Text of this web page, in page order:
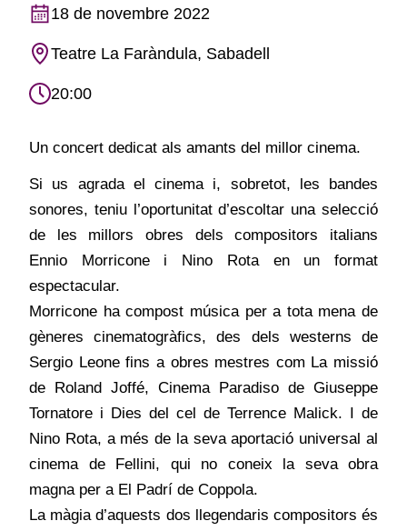
18 de novembre 2022
Teatre La Faràndula, Sabadell
20:00
Un concert dedicat als amants del millor cinema.
Si us agrada el cinema i, sobretot, les bandes
sonores, teniu l’oportunitat d’escoltar una selecció
de les millors obres dels compositors italians
Ennio Morricone i Nino Rota en un format
espectacular.
Morricone ha compost música per a tota mena de
gèneres cinematogràfics, des dels westerns de
Sergio Leone fins a obres mestres com La missió
de Roland Joffé, Cinema Paradiso de Giuseppe
Tornatore i Dies del cel de Terrence Malick. I de
Nino Rota, a més de la seva aportació universal al
cinema de Fellini, qui no coneix la seva obra
magna per a El Padrí de Coppola.
La màgia d’aquests dos llegendaris compositors és